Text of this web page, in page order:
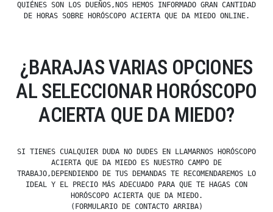
QUIÉNES SON LOS DUEÑOS,NOS HEMOS INFORMADO GRAN CANTIDAD
DE HORAS SOBRE HORÓSCOPO ACIERTA QUE DA MIEDO ONLINE.
¿BARAJAS VARIAS OPCIONES
AL SELECCIONAR HORÓSCOPO
ACIERTA QUE DA MIEDO?
SI TIENES CUALQUIER DUDA NO DUDES EN LLAMARNOS HORÓSCOPO
ACIERTA QUE DA MIEDO ES NUESTRO CAMPO DE
TRABAJO,DEPENDIENDO DE TUS DEMANDAS TE RECOMENDAREMOS LO
IDEAL Y EL PRECIO MÁS ADECUADO PARA QUE TE HAGAS CON
HORÓSCOPO ACIERTA QUE DA MIEDO.
(FORMULARIO DE CONTACTO ARRIBA)